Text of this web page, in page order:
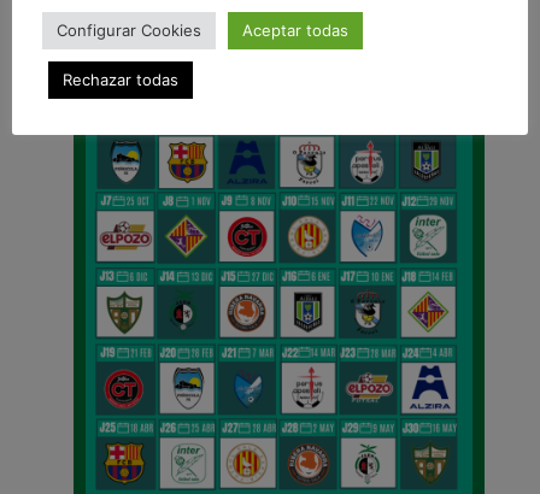
Configurar Cookies Aceptar todas
Rechazar todas